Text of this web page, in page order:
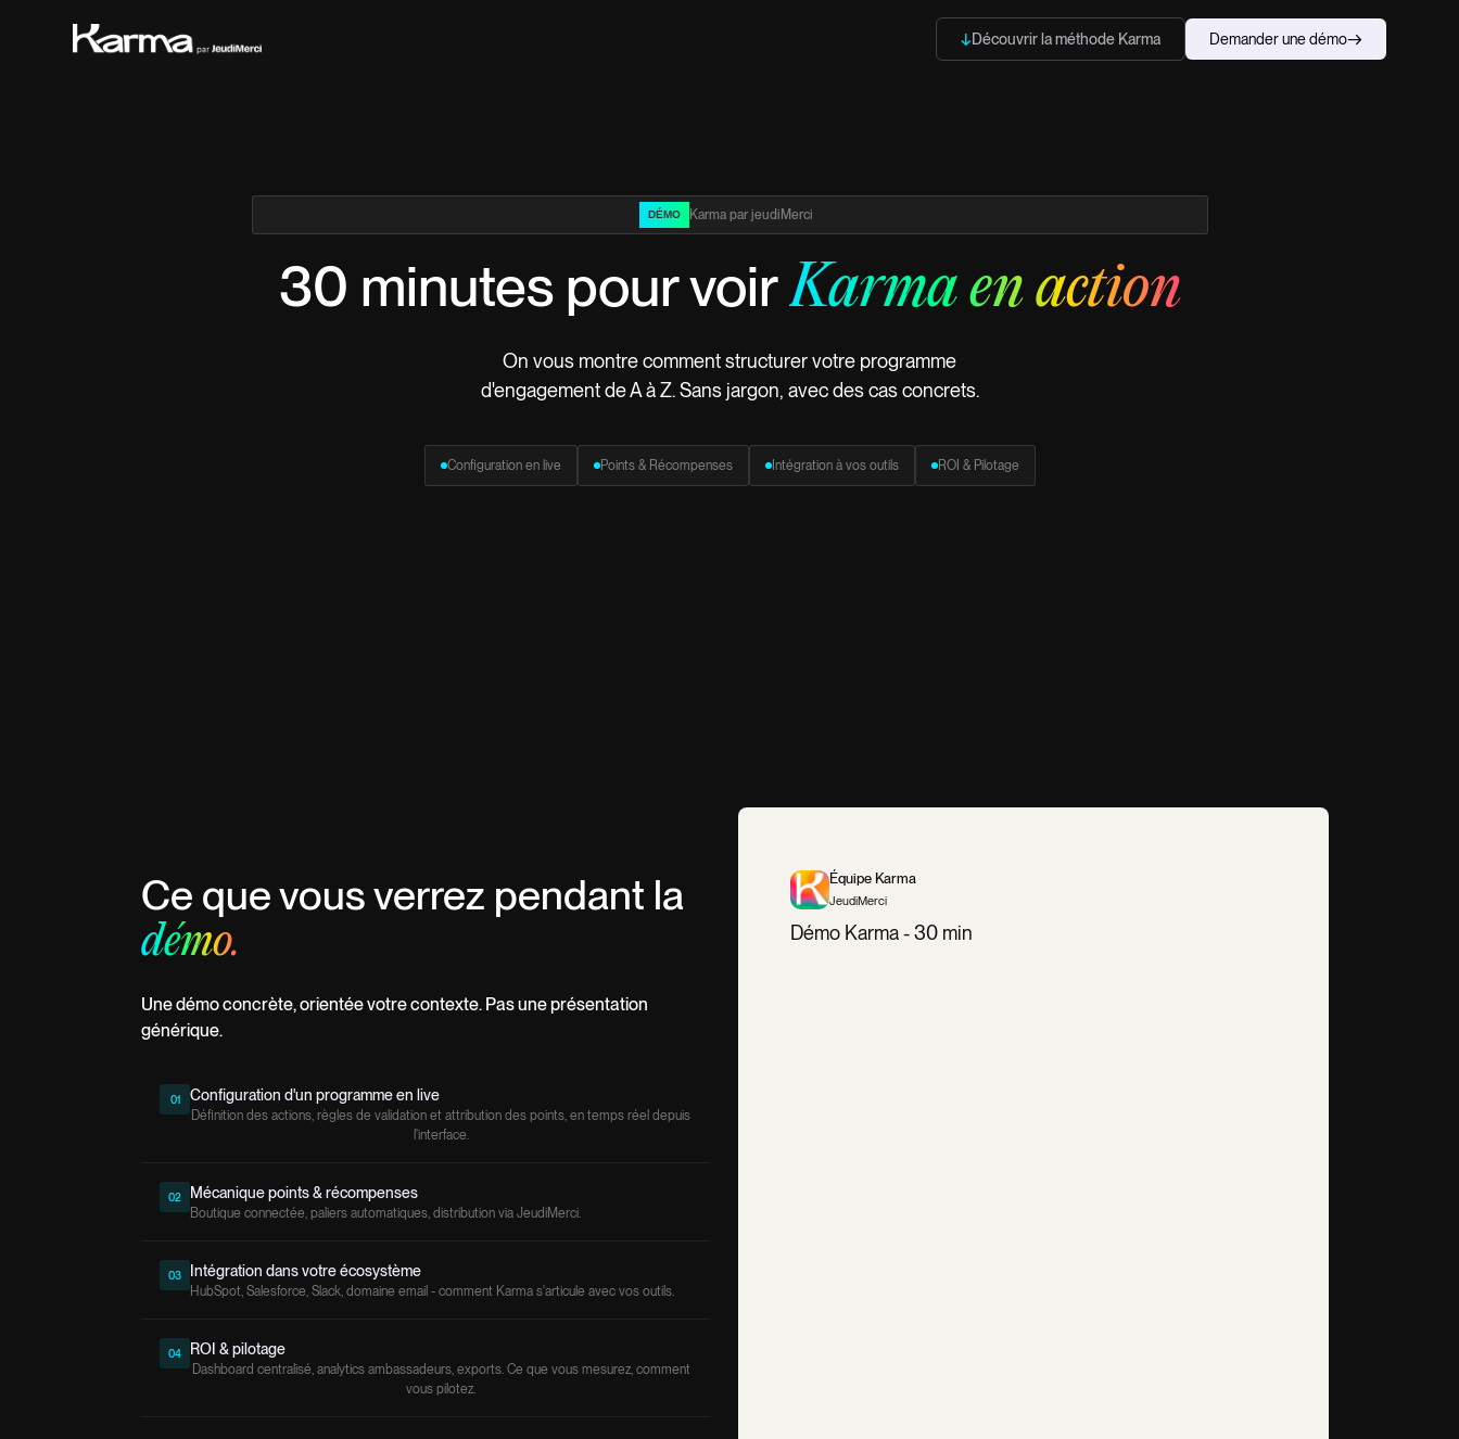
↓Découvrir la méthode Karma Demander une démo→
DÉMO Karma par jeudiMerci
30 minutes pour voirKarma en action
On vous montre comment structurer votre programme
d'engagement de A à Z. Sans jargon, avec des cas concrets.
Configuration en live Points & Récompenses Intégration à vos outils ROI & Pilotage
Ce que vous verrez pendant la
démo.
Une démo concrète, orientée votre contexte. Pas une présentation
générique.
01 Configuration d'un programme en live
Définition des actions, règles de validation et attribution des points, en temps réel depuis
l'interface.
02 Mécanique points & récompenses
Boutique connectée, paliers automatiques, distribution via JeudiMerci.
03 Intégration dans votre écosystème
HubSpot, Salesforce, Slack, domaine email - comment Karma s'articule avec vos outils.
04 ROI & pilotage
Dashboard centralisé, analytics ambassadeurs, exports. Ce que vous mesurez, comment
vous pilotez.
Équipe Karma
JeudiMerci
Démo Karma - 30 min